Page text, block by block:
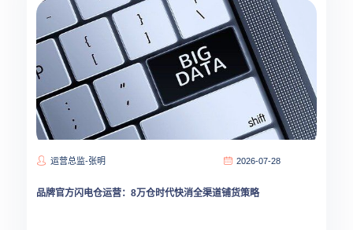
运营总监-张明 2026-07-28
品牌官方闪电仓运营：8万仓时代快消全渠道铺货策略